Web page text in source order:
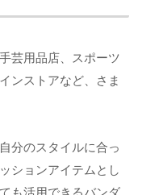
芸用品店、スポーツ
ンストアなど、さま
分のスタイルに合っ
ションアイテムとし
も活用できるバンダ